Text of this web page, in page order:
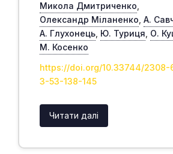
Микола Дмитриченко
Олександр Міланенко А.
А. Глухонець Ю. Туриця О.
М. Косенко
https://doi.org/10.33744/
3-53-138-145
Читати далі